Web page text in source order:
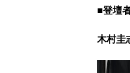
■登壇
木村圭